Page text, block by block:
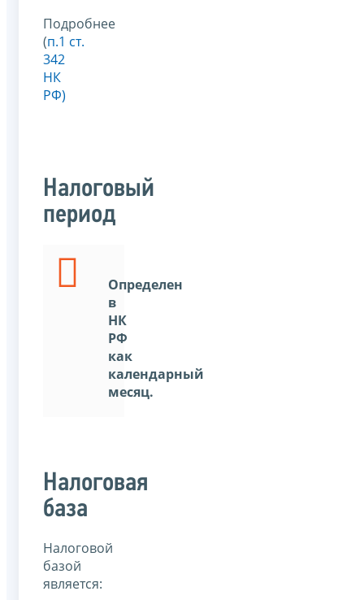
Подробнее
(п.1 ст.
342
НК
РФ)
Налоговый
период
Определен
в
НК
РФ
как
календарный
месяц.
Налоговая
база
Налоговой
базой
является: